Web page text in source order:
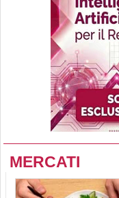
MERCATI